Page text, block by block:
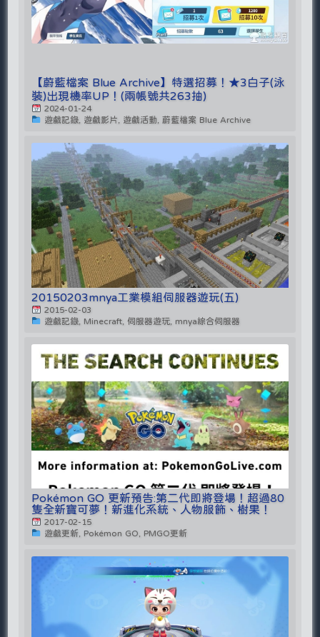
【蔚藍檔案 Blue Archive】特選招募！★3白子(泳
裝)出現機率UP！(兩帳號共263抽)
2024-01-24
遊戲記錄, 遊戲影片, 遊戲活動, 蔚藍檔案 Blue Archive
20150203mnya工業模組伺服器遊玩(五)
2015-02-03
遊戲記錄, Minecraft, 伺服器遊玩, mnya綜合伺服器
Pokémon GO 更新預告:第二代即將登場！超過80
隻全新寶可夢！新進化系統、人物服飾、樹果！
2017-02-15
遊戲更新, Pokémon GO, PMGO更新